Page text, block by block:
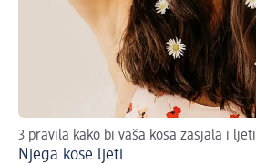
3 pravila kako bi vaša kosa zasjala i ljeti
Njega kose ljeti